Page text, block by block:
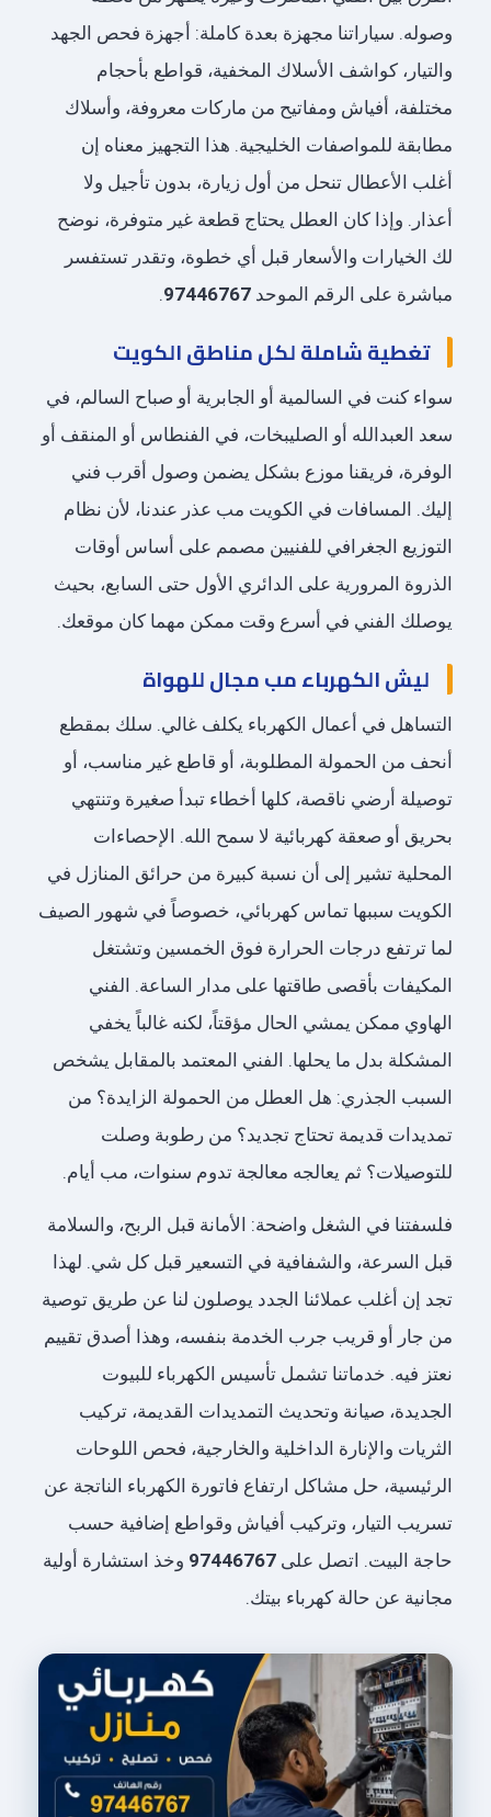
وصوله. سياراتنا مجهزة بعدة كاملة: أجهزة فحص الجهد
والتيار، كواشف الأسلاك المخفية، قواطع بأحجام
مختلفة، أفياش ومفاتيح من ماركات معروفة، وأسلاك
مطابقة للمواصفات الخليجية. هذا التجهيز معناه إن
أغلب الأعطال تنحل من أول زيارة، بدون تأجيل ولا
أعذار. وإذا كان العطل يحتاج قطعة غير متوفرة، نوضح
لك الخيارات والأسعار قبل أي خطوة، وتقدر تستفسر
مباشرة على الرقم الموحد 97446767
.
تغطية شاملة لكل مناطق الكويت
سواء كنت في السالمية أو الجابرية أو صباح السالم، في
سعد العبدالله أو الصليبخات، في الفنطاس أو المنقف أو
الوفرة، فريقنا موزع بشكل يضمن وصول أقرب فني
إليك. المسافات في الكويت مب عذر عندنا، لأن نظام
التوزيع الجغرافي للفنيين مصمم على أساس أوقات
الذروة المرورية على الدائري الأول حتى السابع، بحيث
يوصلك الفني في أسرع وقت ممكن مهما كان موقعك.
ليش الكهرباء مب مجال للهواة
التساهل في أعمال الكهرباء يكلف غالي. سلك بمقطع
أنحف من الحمولة المطلوبة، أو قاطع غير مناسب، أو
توصيلة أرضي ناقصة، كلها أخطاء تبدأ صغيرة وتنتهي
بحريق أو صعقة كهربائية لا سمح الله. الإحصاءات
المحلية تشير إلى أن نسبة كبيرة من حرائق المنازل في
الكويت سببها تماس كهربائي، خصوصاً في شهور الصيف
لما ترتفع درجات الحرارة فوق الخمسين وتشتغل
المكيفات بأقصى طاقتها على مدار الساعة. الفني
الهاوي ممكن يمشي الحال مؤقتاً، لكنه غالباً يخفي
المشكلة بدل ما يحلها. الفني المعتمد بالمقابل يشخص
السبب الجذري: هل العطل من الحمولة الزايدة؟ من
تمديدات قديمة تحتاج تجديد؟ من رطوبة وصلت
للتوصيلات؟ ثم يعالجه معالجة تدوم سنوات، مب أيام.
فلسفتنا في الشغل واضحة: الأمانة قبل الربح، والسلامة
قبل السرعة، والشفافية في التسعير قبل كل شي. لهذا
تجد إن أغلب عملائنا الجدد يوصلون لنا عن طريق توصية
من جار أو قريب جرب الخدمة بنفسه، وهذا أصدق تقييم
نعتز فيه. خدماتنا تشمل تأسيس الكهرباء للبيوت
الجديدة، صيانة وتحديث التمديدات القديمة، تركيب
الثريات والإنارة الداخلية والخارجية، فحص اللوحات
الرئيسية، حل مشاكل ارتفاع فاتورة الكهرباء الناتجة عن
تسريب التيار، وتركيب أفياش وقواطع إضافية حسب
حاجة البيت. اتصل على 97446767 وخذ استشارة أولية
مجانية عن حالة كهرباء بيتك.